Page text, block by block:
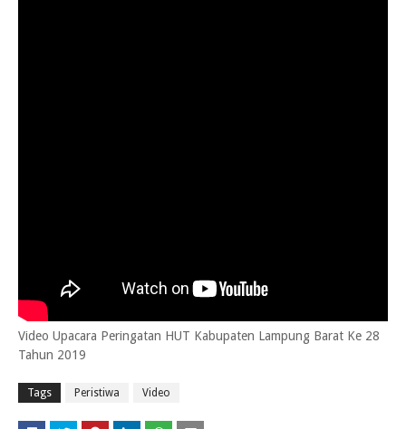
Video Upacara Peringatan HUT Kabupaten Lampung Barat Ke 28
Tahun 2019
Tags Peristiwa Video